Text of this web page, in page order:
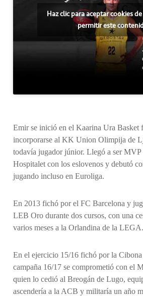
Haz clic para aceptar cookies
permitir este
Emir se inició en el Kaarina Ura Basket
incorporarse al KK Union Olimpija de
todavía jugador júnior. Llegó a ser MVP
Hospitalet con los eslovenos y debutó
jugando incluso en Euroliga.
En 2013 fichó por el FC Barcelona y
LEB Oro durante dos cursos, con una
varios meses a la Orlandina de la LEGA.
En el ejercicio 15/16 fichó por la
campaña 16/17 se comprometió con el
quien lo cedió al Breogán de Lugo,
ascendería a la ACB y militaría un año